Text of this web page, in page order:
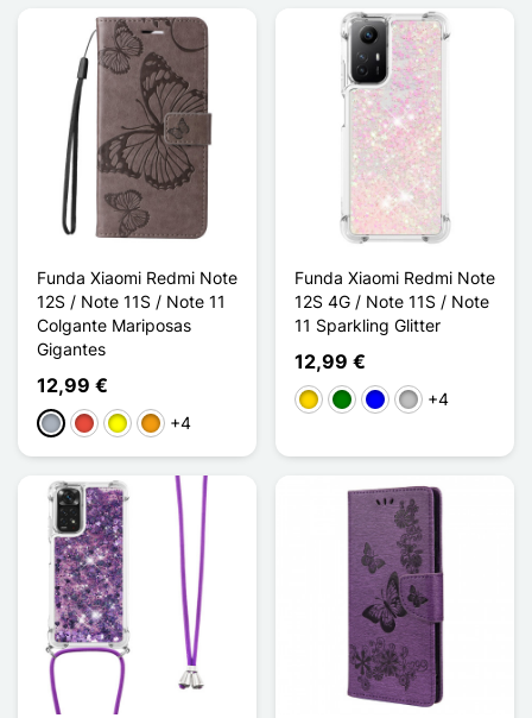
Funda Xiaomi Redmi Note
12S / Note 11S / Note 11
Colgante Mariposas
Gigantes
12,99 €
Gris RojoAmarilloNaranja
+4
Funda Xiaomi Redmi Note
12S 4G / Note 11S / Note
11 Sparkling Glitter
12,99 €
Doré / Coeurs
Vert/Cœurs
Bleu/Pentagramme
Argenté / Coeurs
+4